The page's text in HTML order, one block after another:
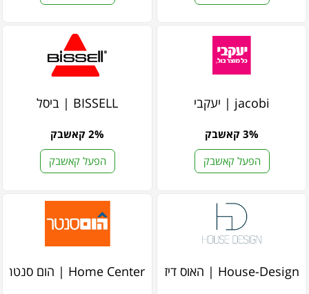
jacobi | יעקבי
3% קאשבק
הפעל קאשבק
BISSELL | ביסל
2% קאשבק
הפעל קאשבק
House-Design | האוס דיזיין Home Center | הום סנטר